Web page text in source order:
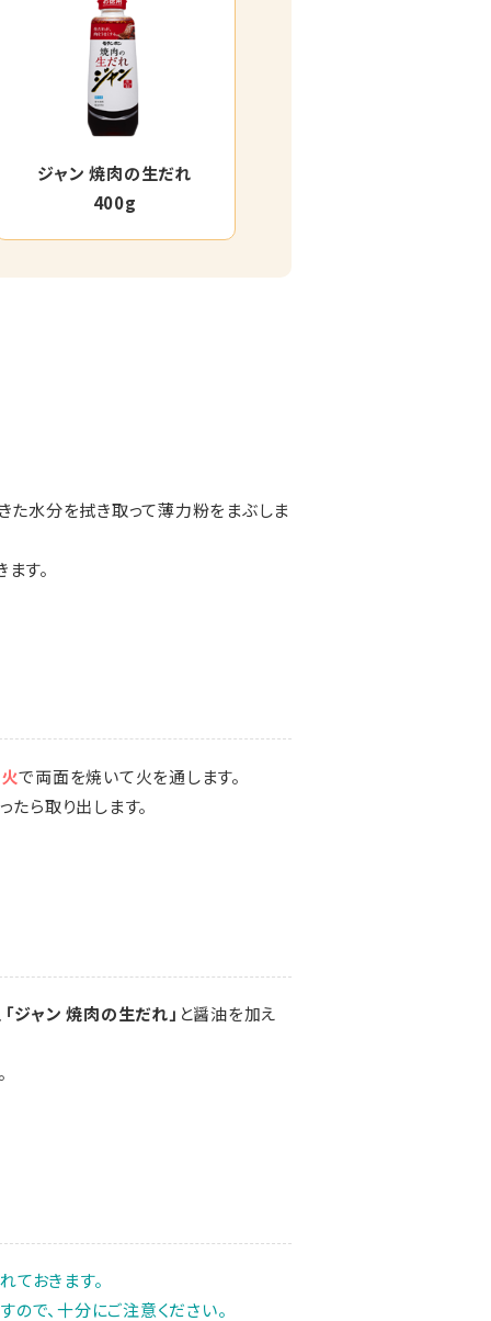
ジャン 焼肉の生だれ
400g
た水分を拭き取って薄力粉をまぶしま
す。
で両面を焼いて火を通します。
たら取り出します。
「ジャン 焼肉の生だれ」 と醤油を加え
おきます。
で、十分にご注意ください。